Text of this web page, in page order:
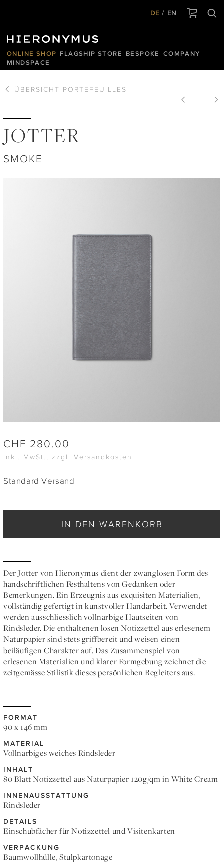
DE EN
ONLINE SHOP FLAGSHIP STORE BESPOKE
COMPANY
MINDSPACE
ÜBERSICHT PORTEFEUILLES
JOTTER
SMOKE
CHF 280.00
inkl. MwSt., zzgl. Versandkosten
Standard Versand
IN DEN WARENKORB
Der Jotter von Hieronymus dient der zwanglosen Form des
handschriftlichen Festhaltens von Gedanken oder
Bemerkungen. Ein Erzeugnis aus exquisiten Materialien,
vollständig gefertigt in kunstvoller Handarbeit. Verwendet
werden ausschliesslich vollnarbige Hautseiten von
Rindsleder. Die enthaltenen losen Notizzettel aus erlesenem
Naturpapier sind stets griffbereit und weisen einen
beiläufigen Charakter auf. Das Zusammenspiel von
erlesenen Materialien und klarer Formgebung zeichnet die
zeitgemässe Stilistik dieses persönlichen Begleiters aus.
FORMAT
90 x 146 mm
MATERIAL
Vollnarbiges weiches Rindsleder
INHALT
80 Blatt Notizzettel aus Naturpapier 120g/qm in White Cream
INNENAUSSTATTUNG
Rindsleder
DETAILS
Einschubfächer für Notizzettel und Visitenkarten
VERPACKUNG
Baumwollhülle, Stulpkartonage